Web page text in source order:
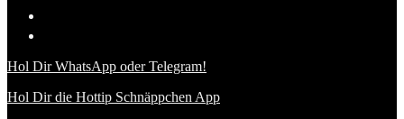
Hol Dir WhatsApp oder Telegram!
Hol Dir die Hottip Schnäppchen App